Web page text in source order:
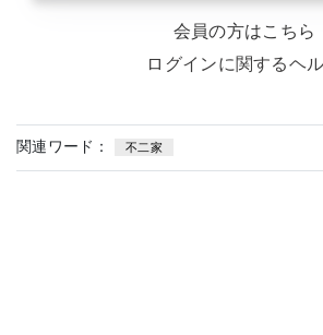
会員の方はこちら
ログインに関するヘ
関連ワード： 不二家